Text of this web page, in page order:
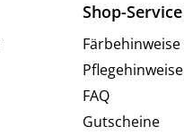
Shop-Service
Färbehinweise
Pflegehinweise
FAQ
Gutscheine